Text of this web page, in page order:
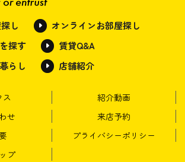
し
オンラインお部屋探し
探す
賃貸Q&A
らし
店舗紹介
ス
紹介動画
せ
来店予約
プライバシーポリシー
プ